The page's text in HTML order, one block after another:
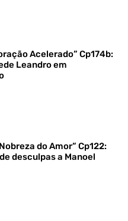
Acelerado” Cp174b:
Leandro em
do Amor” Cp122:
desculpas a Manoel